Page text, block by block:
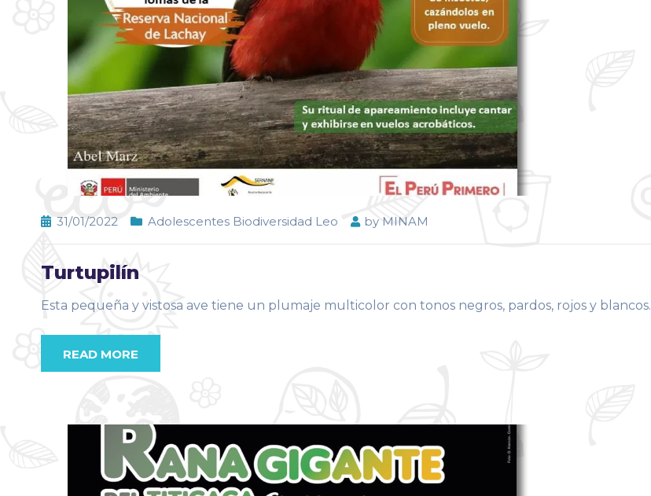
31/01/2022 Adolescentes Biodiversidad Leo by MINAM
Turtupilín
Esta pequeña y vistosa ave tiene un plumaje multicolor con tonos negros, pardos, rojos y blancos.
READ MORE